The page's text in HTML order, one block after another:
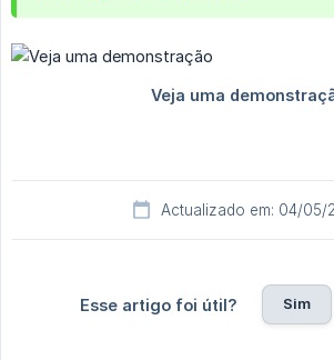
Actualizado em: 04/05/
Esse artigo foi útil? Sim